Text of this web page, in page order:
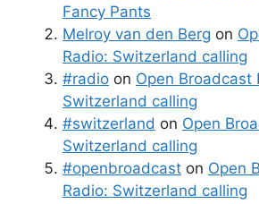
Fancy Pants
Melroy van den Berg on
Radio: Switzerland calling
#radio on Open Broadcast
Switzerland calling
#switzerland on Open
Switzerland calling
#openbroadcast on Open
Radio: Switzerland calling